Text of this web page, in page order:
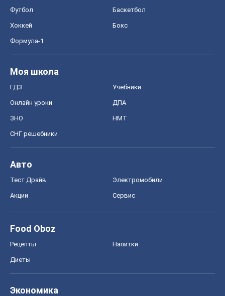
Футбол Баскетбол
Хоккей Бокс
Формула-1
Моя школа
ГДЗ Учебники
Онлайн уроки ДПА
ЗНО НМТ
СНГ решебники
Авто
Тест Драйв Электромобили
Акции Сервис
Food Oboz
Рецепты Напитки
Диеты
Экономика